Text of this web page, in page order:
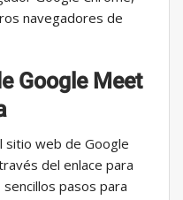
navegadores de
Google Meet
sitio web de Google
del enlace para
pasos para